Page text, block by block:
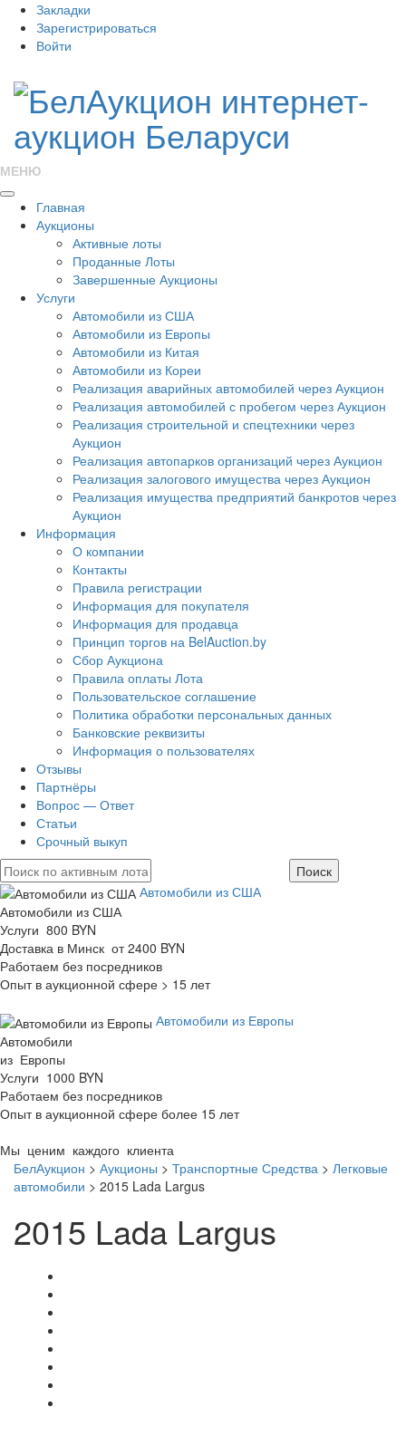
Закладки
Зарегистрироваться
Войти
МЕНЮ
Главная
Аукционы
Активные лоты
Проданные Лоты
Завершенные Аукционы
Услуги
Автомобили из США
Автомобили из Европы
Автомобили из Китая
Автомобили из Кореи
Реализация аварийных автомобилей через Аукцион
Реализация автомобилей с пробегом через Аукцион
Реализация строительной и спецтехники через
Аукцион
Реализация автопарков организаций через Аукцион
Реализация залогового имущества через Аукцион
Реализация имущества предприятий банкротов через
Аукцион
Информация
О компании
Контакты
Правила регистрации
Информация для покупателя
Информация для продавца
Принцип торгов на BelAuction.by
Сбор Аукциона
Правила оплаты Лота
Пользовательское соглашение
Политика обработки персональных данных
Банковские реквизиты
Информация о пользователях
Отзывы
Партнёры
Вопрос — Ответ
Статьи
Срочный выкуп
Автомобили из США
Автомобили из США
Услуги 800 BYN
Доставка в Минск от 2400 BYN
Работаем без посредников
Опыт в аукционной сфере > 15 лет
Автомобили из Европы
Автомобили
из Европы
Услуги 1000 BYN
Работаем без посредников
Опыт в аукционной сфере более 15 лет
Мы ценим каждого клиента
БелАукцион > Аукционы > Транспортные Средства > Легковые
автомобили > 2015 Lada Largus
2015 Lada Largus